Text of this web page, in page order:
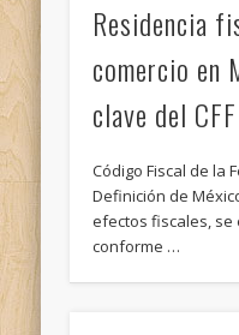
Residencia
comercio en
clave del
Código Fiscal de la
Definición de
efectos fiscales, se
conforme …